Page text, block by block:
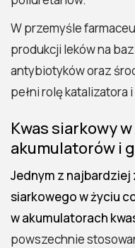
W przemyśle
produkcji leków na
antybiotyków oraz
pełni rolę katalizatora
Kwas siarkowy
akumulatorów i
Jednym z najbardziej
siarkowego w życiu
w akumulatorach
powszechnie